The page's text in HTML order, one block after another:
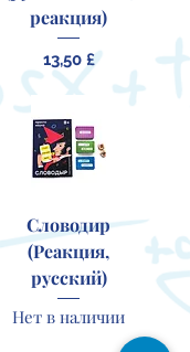
реакция)
Цена
13,50 £
Словодир
(Реакция,
русский)
Нет в наличии